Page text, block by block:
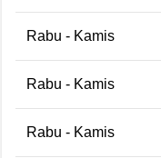
Rabu - Kamis
Rabu - Kamis
Rabu - Kamis